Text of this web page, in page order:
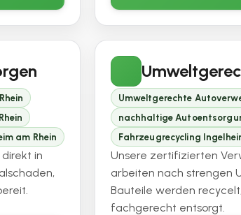
am Rhein
in
Umweltgerechte
nachhaltige
Fahrzeugrecycling
Unsere zertifizierten
arbeiten nach strengen
Bauteile werden
fachgerecht entsorgt.